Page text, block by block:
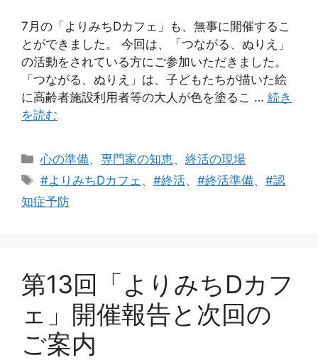
7月の「よりみちDカフェ」も、無事に開催するこ
とができました。 今回は、「つながる、ぬりえ」
の活動をされている方にご参加いただきました。
「つながる、ぬりえ」は、子どもたちが描いた絵
に高齢者施設利用者等の大人が色を塗るこ … 続き
を読む
カ
テ
リ
心の準備、専門家の知恵、終活の現場
タ
グ
#よりみちDカフェ 、#終活、#終活準備、#認
知症予防
第13回「よりみちDカフ
ェ」開催報告と次回の
ご案内